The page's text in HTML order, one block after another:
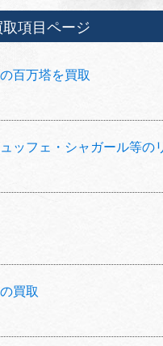
項目ページ
百万塔を買取
ッフェ・シャガール等の
買取